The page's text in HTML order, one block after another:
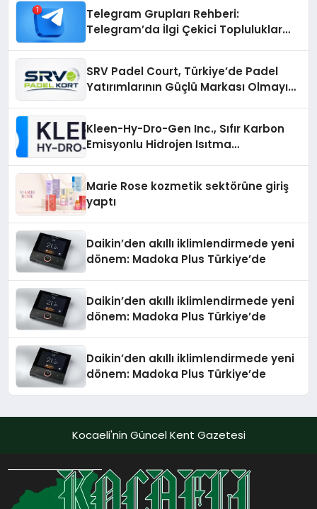
Telegram Grupları Rehberi:
Telegram’da İlgi Çekici Topluluklar
SRV Padel Court, Türkiye’de Padel
Yatırımlarının Güçlü Markası Olmayı
Kleen-Hy-Dro-Gen Inc., Sıfır Karbon
Emisyonlu Hidrojen Isıtma
Marie Rose kozmetik sektörüne giriş
yaptı
Daikin’den akıllı iklimlendirmede yeni
dönem: Madoka Plus Türkiye’de
Daikin’den akıllı iklimlendirmede yeni
dönem: Madoka Plus Türkiye’de
Daikin’den akıllı iklimlendirmede yeni
dönem: Madoka Plus Türkiye’de
Kocaeli'nin Güncel Kent Gazetesi